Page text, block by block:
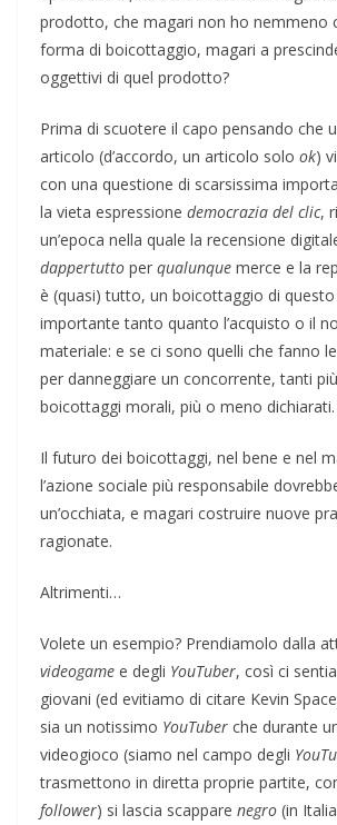
prodotto, che magari non ho nemmeno
forma di boicottaggio, magari a
oggettivi di quel prodotto?
Prima di scuotere il capo pensando che
articolo (d’accordo, un articolo solo ok)
con una questione di scarsissima
la vieta espressione democrazia del clic,
un’epoca nella quale la recensione
dappertutto per qualunque merce e la
è (quasi) tutto, un boicottaggio di
importante tanto quanto l’acquisto o il
materiale: e se ci sono quelli che fanno
per danneggiare un concorrente, tanti
boicottaggi morali, più o meno dichiarati.
Il futuro dei boicottaggi, nel bene e nel
l’azione sociale più responsabile
un’occhiata, e magari costruire nuove
ragionate.
Altrimenti…
Volete un esempio? Prendiamolo dalla
videogame e degli YouTuber, così ci
giovani (ed evitiamo di citare Kevin
sia un notissimo YouTuber che durante
videogioco (siamo nel campo degli
trasmettono in diretta proprie partite,
follower) si lascia scappare negro (in